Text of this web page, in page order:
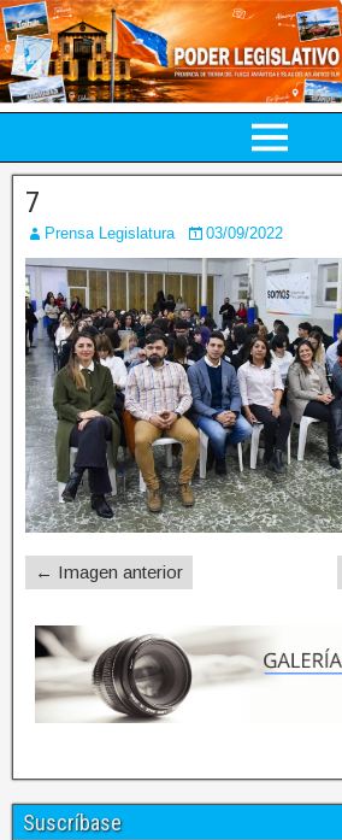
7
Prensa Legislatura 03/09/2022
← Imagen anterior
Suscríbase